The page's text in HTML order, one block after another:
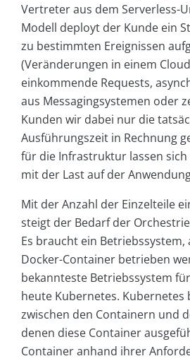
Vertreter aus dem Serverless-
Modell deployt der Kunde ein
zu bestimmten Ereignissen
(Veränderungen in einem
einkommende Requests,
aus Messagingsystemen oder
Kunden wir dabei nur die
Ausführungszeit in Rechnung
für die Infrastruktur lassen
mit der Last auf der
Mit der Anzahl der Einzelteile
steigt der Bedarf der
Es braucht ein Betriebssystem,
Docker-Container betrieben
bekannteste Betriebssystem
heute Kubernetes. Kubernetes
zwischen den Containern und
denen diese Container
Container anhand ihrer